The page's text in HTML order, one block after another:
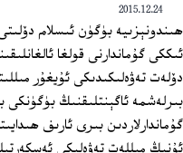
2015.12.24
ھىندونېزىيە بۈگۈن ئىسلام
ئىككى گۇماندارنى قولغا
دۆلەت تەۋەلىكىدىكى ئۇيغۇر
بىرلەشمە ئاگېنتلىقنىڭ
گۇماندارلاردىن بىرى ئارىف